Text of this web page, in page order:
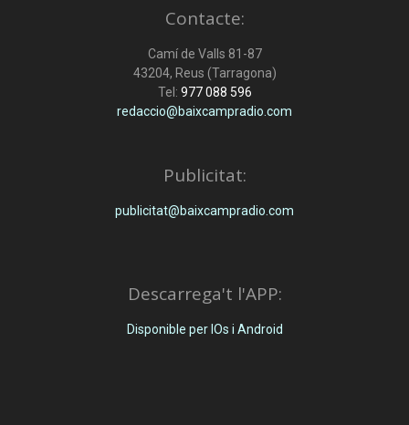
Contacte:
Camí de Valls 81-87
43204, Reus (Tarragona)
Tel: 977 088 596
redaccio@baixcampradio.com
Publicitat:
publicitat@baixcampradio.com
Descarrega't l'APP:
Disponible per IOs i Android